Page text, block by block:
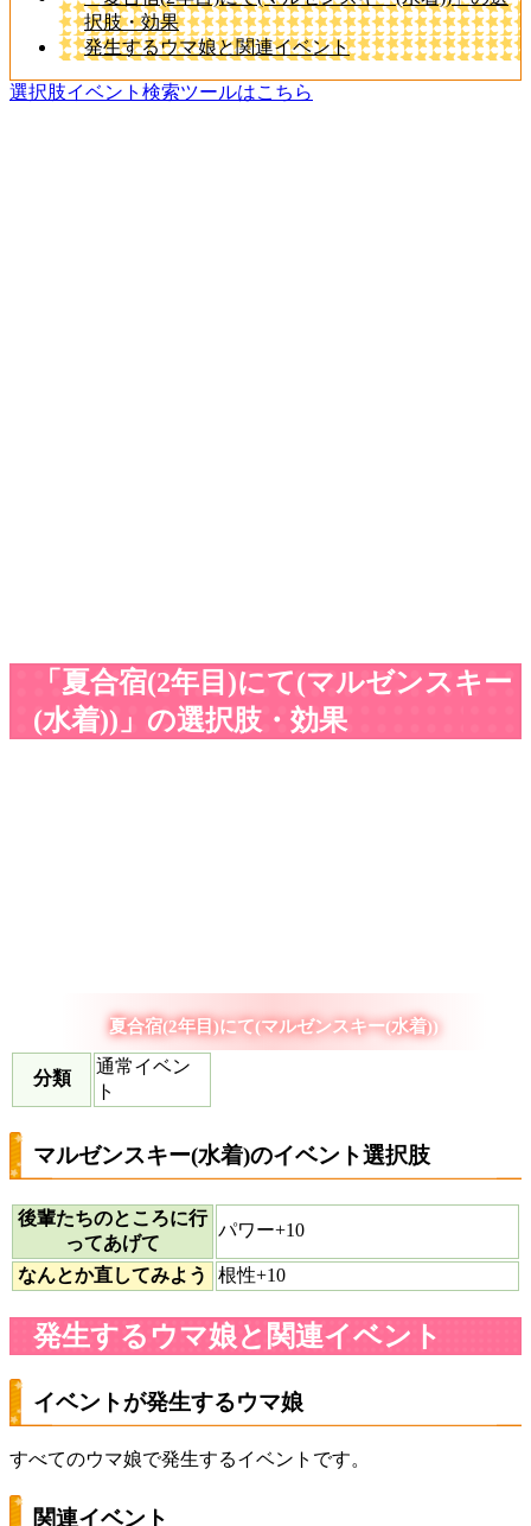
択肢・効果
発生するウマ娘と関連イベント
選択肢イベント検索ツールはこちら
「夏合宿(2年目)にて(マルゼンスキー
(水着))」の選択肢・効果
夏合宿(2年目)にて(マルゼンスキー(水着))
分類
通常イベン
ト
マルゼンスキー(水着)のイベント選択肢
後輩たちのところに行
ってあげて
パワー+10
なんとか直してみよう 根性+10
発生するウマ娘と関連イベント
イベントが発生するウマ娘
すべてのウマ娘で発生するイベントです。
関連イベント